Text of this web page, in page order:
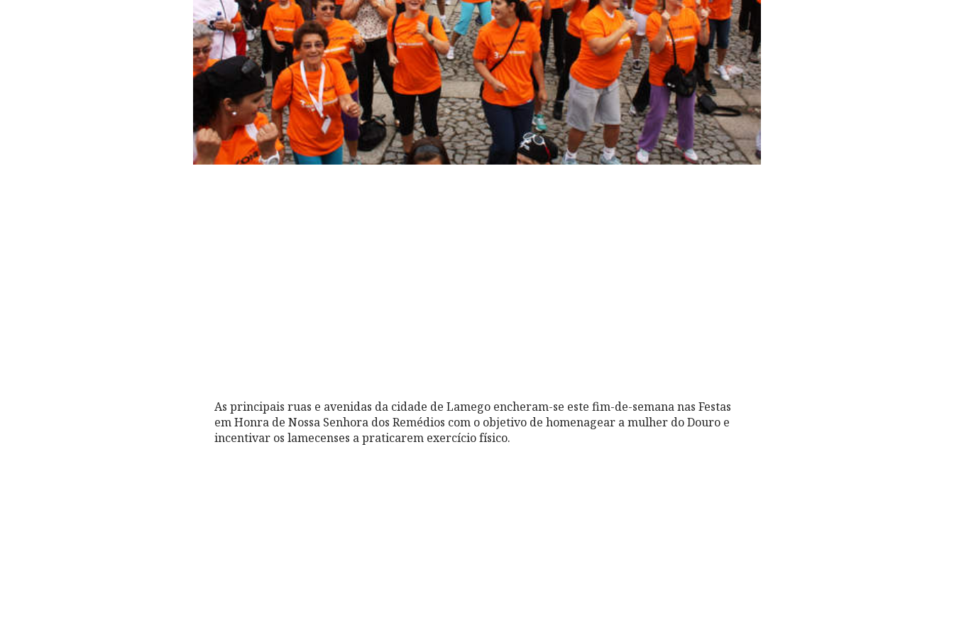
As principais ruas e avenidas da cidade de Lamego encheram-se este fim-de-semana nas Festas
em Honra de Nossa Senhora dos Remédios com o objetivo de homenagear a mulher do Douro e
incentivar os lamecenses a praticarem exercício físico.